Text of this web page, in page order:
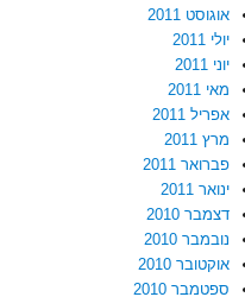
אוגוסט 2011
יולי 2011
יוני 2011
מאי 2011
אפריל 2011
מרץ 2011
פברואר 2011
ינואר 2011
דצמבר 2010
נובמבר 2010
אוקטובר 2010
ספטמבר 2010